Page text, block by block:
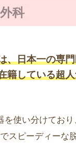
科
、日本一の専
籍している超
を使い分けてお
スピーディーな